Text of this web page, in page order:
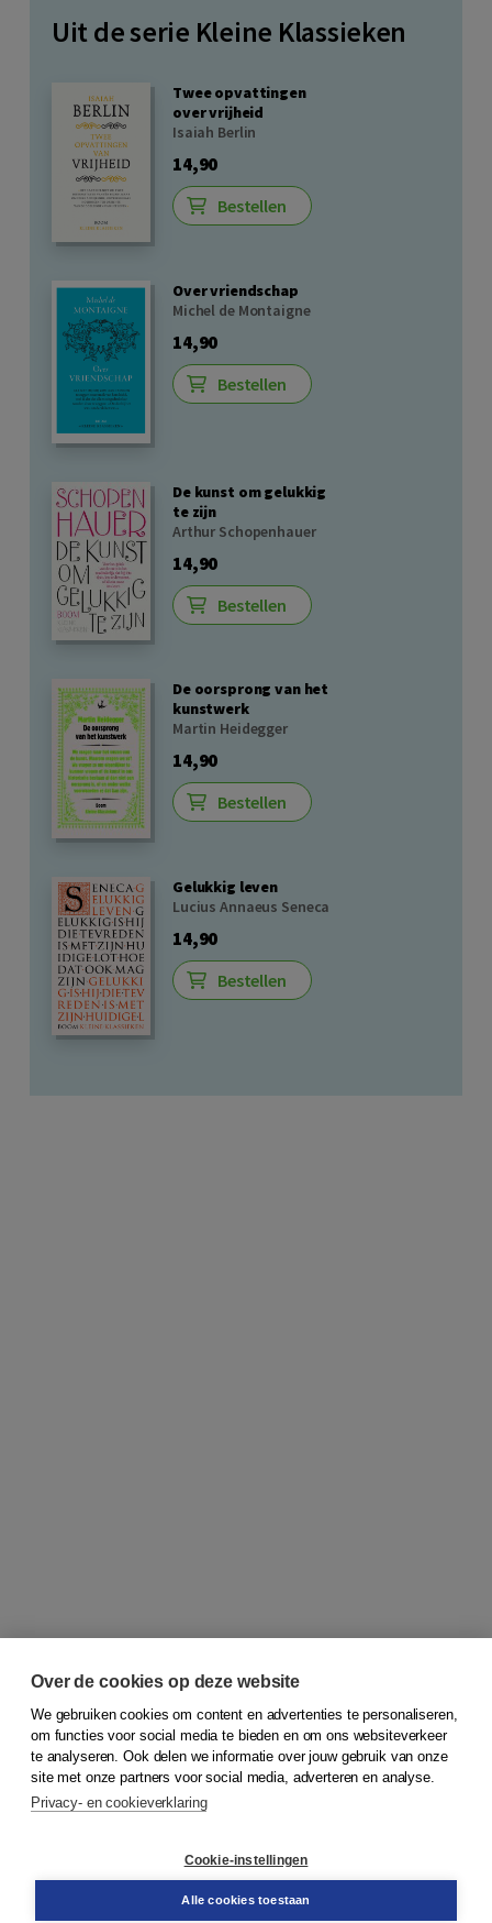
Uit de serie Kleine Klassieken
Twee opvattingen
over vrijheid
Isaiah Berlin
14,90
Bestellen
Over vriendschap
Michel de Montaigne
14,90
Bestellen
De kunst om gelukkig
te zijn
Arthur Schopenhauer
14,90
Bestellen
De oorsprong van het
kunstwerk
Martin Heidegger
14,90
Bestellen
Gelukkig leven
Lucius Annaeus Seneca
14,90
Bestellen
© 2026Koninklijke Boom uitgevers
Bestellen
Over de cookies op deze website
We gebruiken cookies om content en advertenties te personaliseren,
om functies voor social media te bieden en om ons websiteverkeer
te analyseren. Ook delen we informatie over jouw gebruik van onze
site met onze partners voor social media, adverteren en analyse.
Privacy- en cookieverklaring
Cookie-instellingen
Alle cookies toestaan